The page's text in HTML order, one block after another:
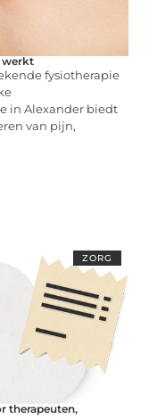
werkt
fysiotherapie
in Alexander biedt
van pijn,
ZORG
therapeuten,